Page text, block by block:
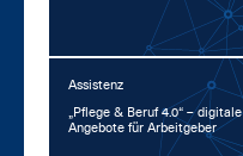
Assistenz
„Pfle­ge & Be­ruf 4.0“ – di­gi­ta­le
An­ge­bo­te für Ar­beit­ge­ber